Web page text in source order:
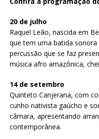
20 de julho
Raquel Leão, nascida em
que tem uma batida
percussão que se faz
música afro amazônica,
14 de setembro
Quinteto Canjerana, com
cunho nativista gaúcho e
câmara, apresentando
contemporânea.